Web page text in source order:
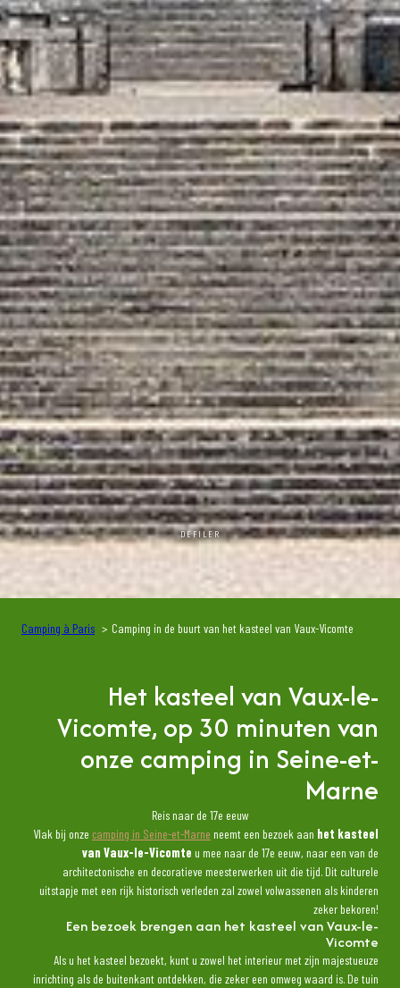
DÉFILER
Camping à Paris Camping in de buurt van het kasteel van Vaux-Vicomte
Het kasteel van Vaux-le-
Vicomte, op 30 minuten van
onze camping in Seine-et-
Marne
Reis naar de 17e eeuw
Vlak bij onze camping in Seine-et-Marne neemt een bezoek aan het kasteel
van Vaux-le-Vicomte u mee naar de 17e eeuw, naar een van de
architectonische en decoratieve meesterwerken uit die tijd. Dit culturele
uitstapje met een rijk historisch verleden zal zowel volwassenen als kinderen
zeker bekoren!
Een bezoek brengen aan het kasteel van Vaux-le-
Vicomte
Als u het kasteel bezoekt, kunt u zowel het interieur met zijn majestueuze
inrichting als de buitenkant ontdekken, die zeker een omweg waard is. De tuin